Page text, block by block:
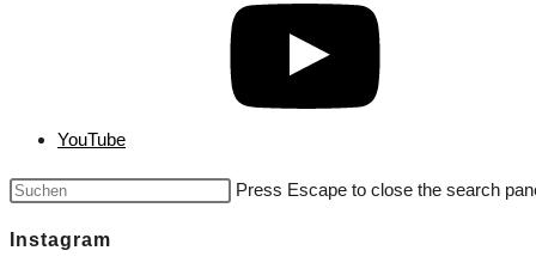
YouTube
Press Escape to close the search
Instagram